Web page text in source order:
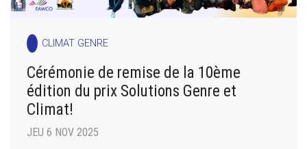
CLIMAT GENRE
Cérémonie de remise de la 10ème
édition du prix Solutions Genre et
Climat!
JEU 6 NOV 2025